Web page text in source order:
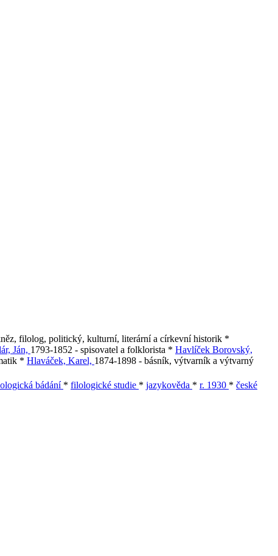
filolog, politický, kulturní, literární a církevní historik *
Ján, 1793-1852 - spisovatel a folklorista * Havlíček Borovský,
* Hlaváček, Karel, 1874-1898 - básník, výtvarník a výtvarný
bádání * filologické studie * jazykověda * r. 1930 * české